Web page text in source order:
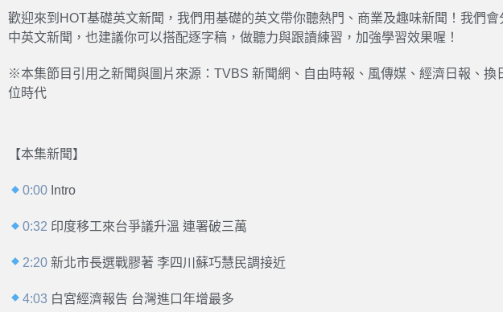
歡迎來到HOT基礎英文新聞，我們用基礎的英文帶你聽熱門、商業及趣味新聞！我們會
中英文新聞，也建議你可以搭配逐字稿，做聽力與跟讀練習，加強學習效果喔！
※本集節目引用之新聞與圖片來源：TVBS 新聞網、自由時報、風傳媒、經濟日報、換
位時代
【本集新聞】
0:00 Intro
0:32 印度移工來台爭議升溫 連署破三萬
2:20 新北市長選戰膠著 李四川蘇巧慧民調接近
4:03 白宮經濟報告 台灣進口年增最多